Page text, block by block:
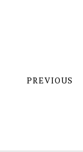
PREVIOUS